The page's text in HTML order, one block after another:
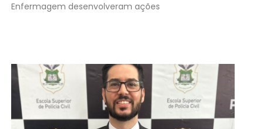
Enfermagem desenvolveram ações